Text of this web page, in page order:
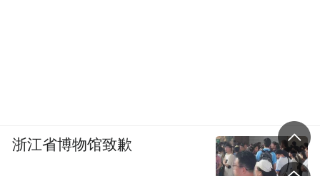
浙江省博物馆致歉